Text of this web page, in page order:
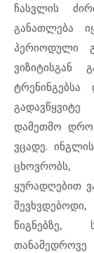
ჩასვლის
განათლება
პერიოდული
ვიზიტისგან
დამეთმო დრო
ვცადე.
ცხოვრობს,
ყურადღებით
წიგნებზე,